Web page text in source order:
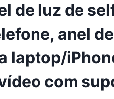
de luz de
anel
laptop/
com